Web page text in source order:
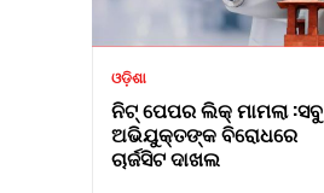
ଓଡ଼ିଶା
ନିଟ୍ ପେପର ଲିକ୍ ମାମଲା :ସବୁ
ଅଭିଯୁକ୍ତଙ୍କ ବିରୋଧରେ
ଚାର୍ଜସିଟ ଦାଖଲ